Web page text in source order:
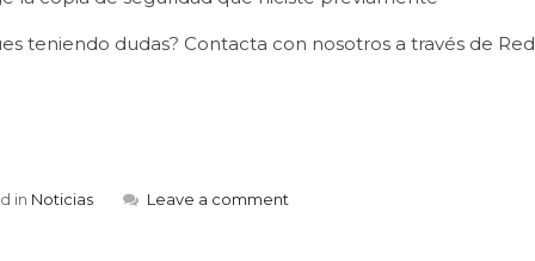
teniendo dudas? Contacta con nosotros a través de
in Noticias Leave a comment